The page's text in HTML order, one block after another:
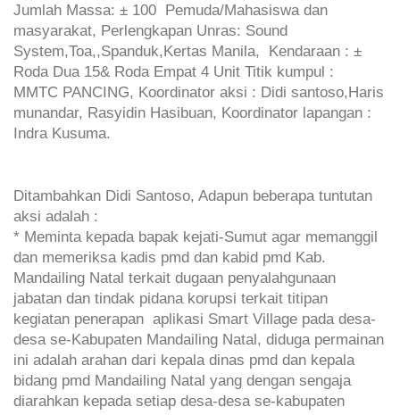
Jumlah Massa: ± 100 Pemuda/Mahasiswa dan
masyarakat, Perlengkapan Unras: Sound
System,Toa,,Spanduk,Kertas Manila, Kendaraan : ±
Roda Dua 15& Roda Empat 4 Unit Titik kumpul :
MMTC PANCING, Koordinator aksi : Didi santoso,Haris
munandar, Rasyidin Hasibuan, Koordinator lapangan :
Indra Kusuma.
Ditambahkan Didi Santoso, Adapun beberapa tuntutan
aksi adalah :
* Meminta kepada bapak kejati-Sumut agar memanggil
dan memeriksa kadis pmd dan kabid pmd Kab.
Mandailing Natal terkait dugaan penyalahgunaan
jabatan dan tindak pidana korupsi terkait titipan
kegiatan penerapan aplikasi Smart Village pada desa-
desa se-Kabupaten Mandailing Natal, diduga permainan
ini adalah arahan dari kepala dinas pmd dan kepala
bidang pmd Mandailing Natal yang dengan sengaja
diarahkan kepada setiap desa-desa se-kabupaten